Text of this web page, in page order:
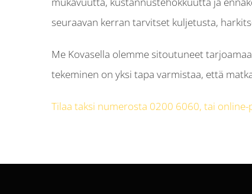
seuraavan kerran tarvitset kuljetusta,
Me Kovasella olemme sitoutuneet
tekeminen on yksi tapa varmistaa, että
Tilaa taksi numerosta 0200 6060, tai